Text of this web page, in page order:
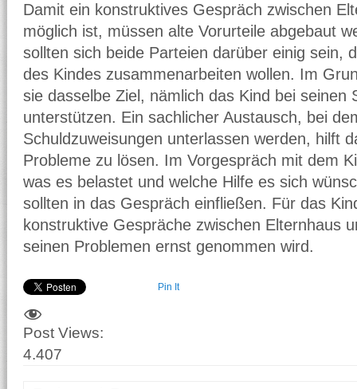
Damit ein konstruktives Gespräch zwischen
möglich ist, müssen alte Vorurteile abgebaut
sollten sich beide Parteien darüber einig sein,
des Kindes zusammenarbeiten wollen. Im
sie dasselbe Ziel, nämlich das Kind bei seinen
unterstützen. Ein sachlicher Austausch, bei
Schuldzuweisungen unterlassen werden, hilft
Probleme zu lösen. Im Vorgespräch mit dem
was es belastet und welche Hilfe es sich
sollten in das Gespräch einfließen. Für das
konstruktive Gespräche zwischen Elternhaus
seinen Problemen ernst genommen wird.
Pin It
Post Views:
4.407